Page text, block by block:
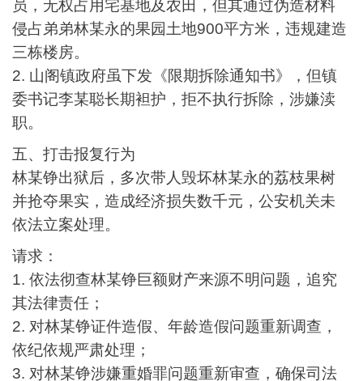
员，无权占用宅基地及农田，但其通过伪造材料
侵占弟弟林某永的果园土地900平方米，违规建造
三栋楼房。
2. 山阁镇政府虽下发《限期拆除通知书》，但镇
委书记李某聪长期袒护，拒不执行拆除，涉嫌渎
职。
五、打击报复行为
林某铮出狱后，多次带人毁坏林某永的荔枝果树
并抢夺果实，造成经济损失数千元，公安机关未
依法立案处理。
请求：
1.依法彻查林某铮巨额财产来源不明问题，追究
其法律责任；
2.对林某铮证件造假、年龄造假问题重新调查，
依纪依规严肃处理；
3.对林某铮涉嫌重婚罪问题重新审查，确保司法